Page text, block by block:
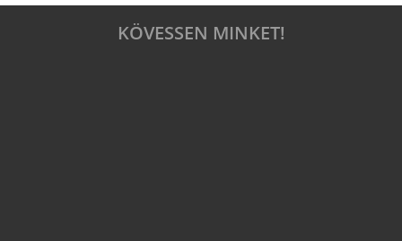
KÖVESSEN MINKET!